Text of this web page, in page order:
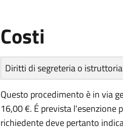
Costi
Diritti di segreteria o istruttoria
Questo procedimento è in via
16,00 €. É prevista l'esenzione
richiedente deve pertanto